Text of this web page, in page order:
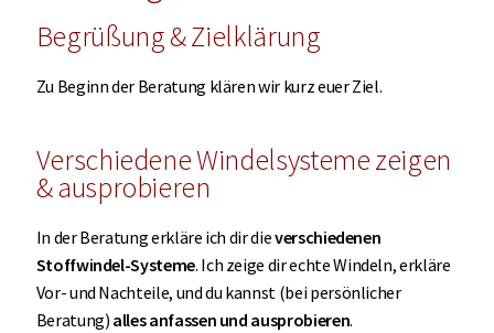
Begrüßung & Zielklärung
Zu Beginn der Beratung klären wir kurz euer Ziel.
Verschiedene Windelsysteme zeigen
& ausprobieren
In der Beratung erkläre ich dir dieverschiedenen
Stoffwindel-Systeme. Ich zeige dir echte Windeln, erkläre
Vor- und Nachteile, und du kannst (bei persönlicher
Beratung) alles anfassen und ausprobieren.